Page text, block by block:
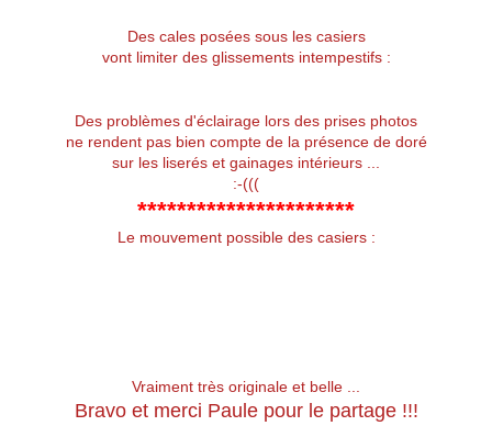
Des cales posées sous les casiers
vont limiter des glissements intempestifs :
Des problèmes d'éclairage lors des prises photos
ne rendent pas bien compte de la présence de doré
sur les liserés et gainages intérieurs ...
:-(((
**********************
Le mouvement possible des casiers :
Vraiment très originale et belle ...
Bravo et merci Paule pour le partage !!!